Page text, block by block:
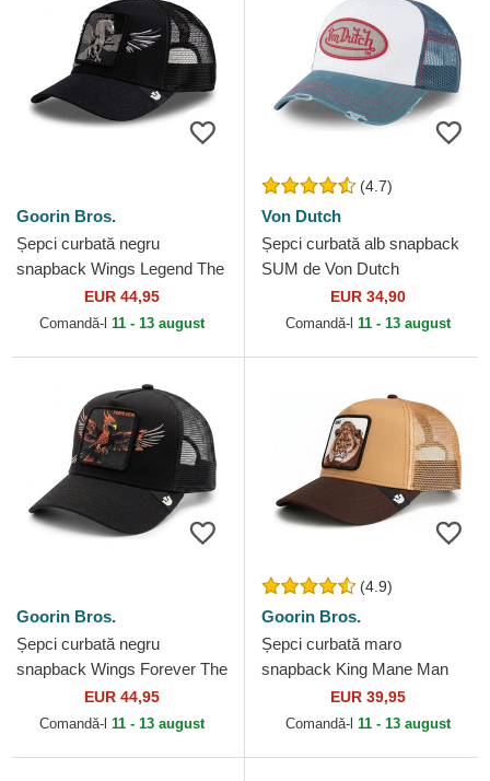
Goorin Bros.
Șepci curbată negru
snapback Wings Legend The
Farm Goorin Bros.
EUR 44,95
Comandă-l 11 - 13 august
(4.7)
Von Dutch
Șepci curbată alb snapback
SUM de Von Dutch
EUR 34,90
Comandă-l 11 - 13 august
Goorin Bros.
Șepci curbată negru
snapback Wings Forever The
Farm Goorin Bros.
EUR 44,95
Comandă-l 11 - 13 august
(4.9)
Goorin Bros.
Șepci curbată maro
snapback King Mane Man
The Farm Goorin Bros.
EUR 39,95
Comandă-l 11 - 13 august